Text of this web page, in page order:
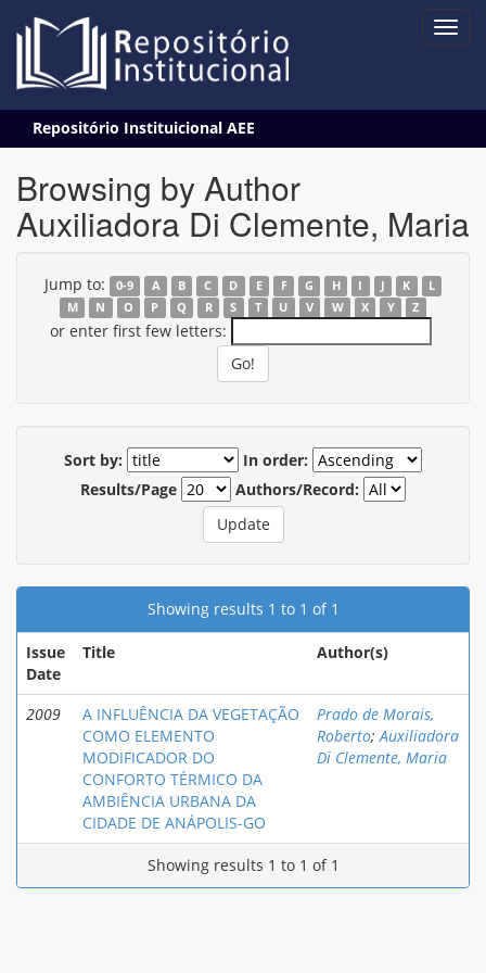
navigation
Repositório Instituicional AEE
Browsing by Author
Auxiliadora Di Clemente, Maria
Jump to: 0-9 A B C D E F G H I J K
L
M
N O P Q R S T U V W X Y Z
or enter first few letters:
Sort by:
In order:
Results/Page
Authors/Record:
Showing results 1 to 1 of 1
Issue
Date
Title Author(s)
2009
A INFLUÊNCIA DA VEGETAÇÃO
COMO ELEMENTO
MODIFICADOR DO
CONFORTO TÉRMICO DA
AMBIÊNCIA URBANA DA
CIDADE DE ANÁPOLIS-GO
Prado de Morais,
Roberto;Auxiliadora
Di Clemente, Maria
Showing results 1 to 1 of 1